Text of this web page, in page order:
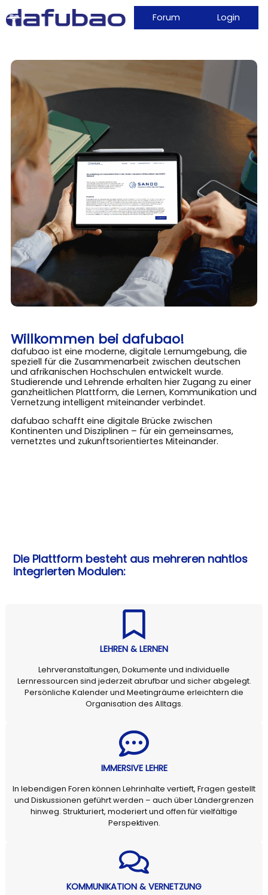
Forum Login
Willkommen bei dafubao!
dafubao ist eine moderne, digitale Lernumgebung, die
speziell für die Zusammenarbeit zwischen deutschen
und afrikanischen Hochschulen entwickelt wurde.
Studierende und Lehrende erhalten hier Zugang zu einer
ganzheitlichen Plattform, die Lernen, Kommunikation und
Vernetzung intelligent miteinander verbindet.
dafubao schafft eine digitale Brücke zwischen
Kontinenten und Disziplinen – für ein gemeinsames,
vernetztes und zukunftsorientiertes Miteinander.
Die Plattform besteht aus mehreren nahtlos
integrierten Modulen:
LEHREN & LERNEN
Lehrveranstaltungen, Dokumente und individuelle
Lernressourcen sind jederzeit abrufbar und sicher abgelegt.
Persönliche Kalender und Meetingräume erleichtern die
Organisation des Alltags.
IMMERSIVE LEHRE
In lebendigen Foren können Lehrinhalte vertieft, Fragen gestellt
und Diskussionen geführt werden – auch über Ländergrenzen
hinweg. Strukturiert, moderiert und offen für vielfältige
Perspektiven.
KOMMUNIKATION & VERNETZUNG